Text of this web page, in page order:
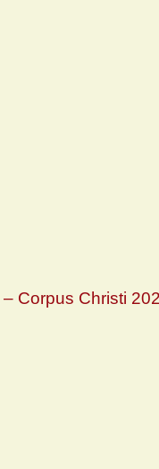
Corpus Christi